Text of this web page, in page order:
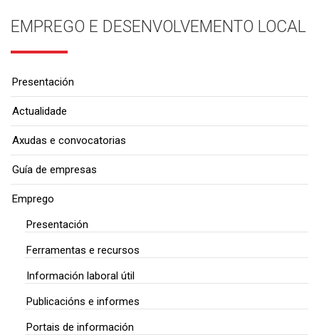
EMPREGO E DESENVOLVEMENTO LOCAL
Presentación
Actualidade
Axudas e convocatorias
Guía de empresas
Emprego
Presentación
Ferramentas e recursos
Información laboral útil
Publicacións e informes
Portais de información